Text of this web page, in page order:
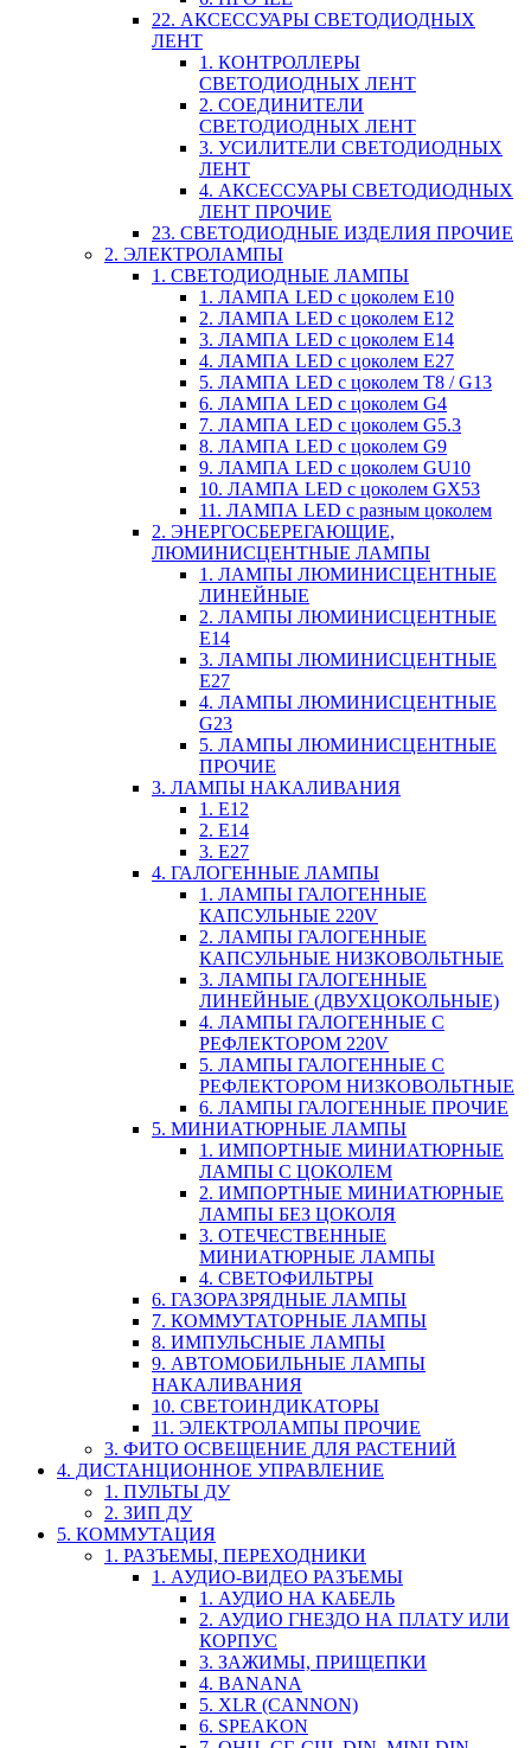
22. АКСЕССУАРЫ СВЕТОДИОДНЫХ
ЛЕНТ
1. КОНТРОЛЛЕРЫ
СВЕТОДИОДНЫХ ЛЕНТ
2. СОЕДИНИТЕЛИ
СВЕТОДИОДНЫХ ЛЕНТ
3. УСИЛИТЕЛИ СВЕТОДИОДНЫХ
ЛЕНТ
4. АКСЕССУАРЫ СВЕТОДИОДНЫХ
ЛЕНТ ПРОЧИЕ
23. СВЕТОДИОДНЫЕ ИЗДЕЛИЯ ПРОЧИЕ
2. ЭЛЕКТРОЛАМПЫ
1. СВЕТОДИОДНЫЕ ЛАМПЫ
1. ЛАМПА LED c цоколем E10
2. ЛАМПА LED c цоколем E12
3. ЛАМПА LED c цоколем E14
4. ЛАМПА LED c цоколем E27
5. ЛАМПА LED c цоколем T8 / G13
6. ЛАМПА LED c цоколем G4
7. ЛАМПА LED c цоколем G5.3
8. ЛАМПА LED c цоколем G9
9. ЛАМПА LED c цоколем GU10
10. ЛАМПА LED c цоколем GX53
11. ЛАМПА LED c разным цоколем
2. ЭНЕРГОСБЕРЕГАЮЩИЕ,
ЛЮМИНИСЦЕНТНЫЕ ЛАМПЫ
1. ЛАМПЫ ЛЮМИНИСЦЕНТНЫЕ
ЛИНЕЙНЫЕ
2. ЛАМПЫ ЛЮМИНИСЦЕНТНЫЕ
E14
3. ЛАМПЫ ЛЮМИНИСЦЕНТНЫЕ
E27
4. ЛАМПЫ ЛЮМИНИСЦЕНТНЫЕ
G23
5. ЛАМПЫ ЛЮМИНИСЦЕНТНЫЕ
ПРОЧИЕ
3. ЛАМПЫ НАКАЛИВАНИЯ
1. E12
2. Е14
3. Е27
4. ГАЛОГЕННЫЕ ЛАМПЫ
1. ЛАМПЫ ГАЛОГЕННЫЕ
КАПСУЛЬНЫЕ 220V
2. ЛАМПЫ ГАЛОГЕННЫЕ
КАПСУЛЬНЫЕ НИЗКОВОЛЬТНЫЕ
3. ЛАМПЫ ГАЛОГЕННЫЕ
ЛИНЕЙНЫЕ (ДВУХЦОКОЛЬНЫЕ)
4. ЛАМПЫ ГАЛОГЕННЫЕ С
РЕФЛЕКТОРОМ 220V
5. ЛАМПЫ ГАЛОГЕННЫЕ С
РЕФЛЕКТОРОМ НИЗКОВОЛЬТНЫЕ
6. ЛАМПЫ ГАЛОГЕННЫЕ ПРОЧИЕ
5. МИНИАТЮРНЫЕ ЛАМПЫ
1. ИМПОРТНЫЕ МИНИАТЮРНЫЕ
ЛАМПЫ С ЦОКОЛЕМ
2. ИМПОРТНЫЕ МИНИАТЮРНЫЕ
ЛАМПЫ БЕЗ ЦОКОЛЯ
3. ОТЕЧЕСТВЕННЫЕ
МИНИАТЮРНЫЕ ЛАМПЫ
4. СВЕТОФИЛЬТРЫ
6. ГАЗОРАЗРЯДНЫЕ ЛАМПЫ
7. КОММУТАТОРНЫЕ ЛАМПЫ
8. ИМПУЛЬСНЫЕ ЛАМПЫ
9. АВТОМОБИЛЬНЫЕ ЛАМПЫ
НАКАЛИВАНИЯ
10. СВЕТОИНДИКАТОРЫ
11. ЭЛЕКТРОЛАМПЫ ПРОЧИЕ
3. ФИТО ОСВЕЩЕНИЕ ДЛЯ РАСТЕНИЙ
4. ДИСТАНЦИОННОЕ УПРАВЛЕНИЕ
1. ПУЛЬТЫ ДУ
2. ЗИП ДУ
5. КОММУТАЦИЯ
1. РАЗЪЕМЫ, ПЕРЕХОДНИКИ
1. АУДИО-ВИДЕО РАЗЪЕМЫ
1. АУДИО НА КАБЕЛЬ
2. АУДИО ГНЕЗДО НА ПЛАТУ ИЛИ
КОРПУС
3. ЗАЖИМЫ, ПРИЩЕПКИ
4. BANANA
5. XLR (CANNON)
6. SPEAKON